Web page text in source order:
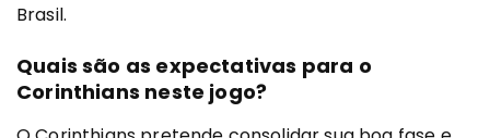
Brasil.
Quais são as expectativas para o
Corinthians neste jogo?